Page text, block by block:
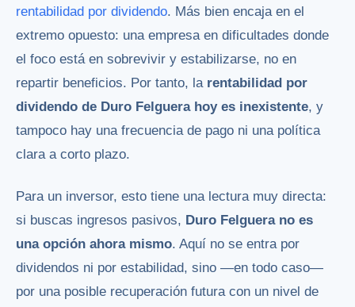
rentabilidad por dividendo. Más bien encaja en el
extremo opuesto: una empresa en dificultades donde
el foco está en sobrevivir y estabilizarse, no en
repartir beneficios. Por tanto, la rentabilidad por
dividendo de Duro Felguera hoy es inexistente, y
tampoco hay una frecuencia de pago ni una política
clara a corto plazo.
Para un inversor, esto tiene una lectura muy directa:
si buscas ingresos pasivos, Duro Felguera no es
una opción ahora mismo. Aquí no se entra por
dividendos ni por estabilidad, sino —en todo caso—
por una posible recuperación futura con un nivel de